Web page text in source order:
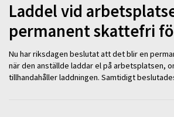
Laddel vid
permanent skattefri
Nu har riksdagen beslutat att det blir en
när den anställde laddar el på arbetsplatsen,
tillhandahåller laddningen. Samtidigt